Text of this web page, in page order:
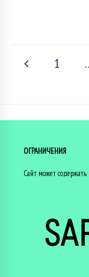
1
ОГРАНИЧЕНИЯ
Сайт может